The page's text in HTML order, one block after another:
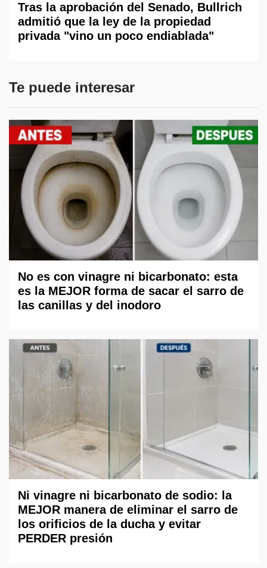
Tras la aprobación del Senado, Bullrich
admitió que la ley de la propiedad
privada "vino un poco endiablada"
Te puede interesar
No es con vinagre ni bicarbonato: esta
es la MEJOR forma de sacar el sarro de
las canillas y del inodoro
Ni vinagre ni bicarbonato de sodio: la
MEJOR manera de eliminar el sarro de
los orificios de la ducha y evitar
PERDER presión